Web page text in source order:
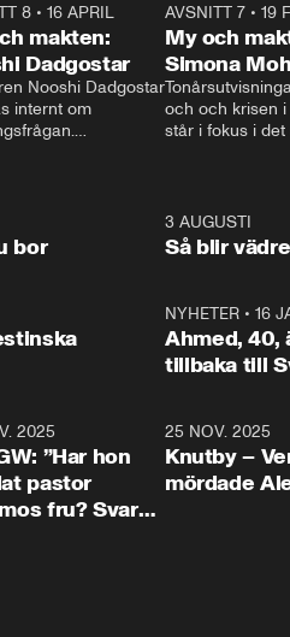
8• 16 APRIL
makten:
Dadgostar
Nooshi Dadgostar
internt om
upp i val. Ska vi
så sitter vi förstås
AVSNITT 7• 19
My och
Simona
och och krisen
står i fokus i det
kommentator My
Rohwedder
utbildnings- och
Mohamsson till
bor
3 AUGUSTI
Så blir
NYHETER• 16
Ahmed, 40,
tillbaka till
2025
”Har hon
pastor
fru? Svar
25 NOV. 2025
Knutby –
mördade